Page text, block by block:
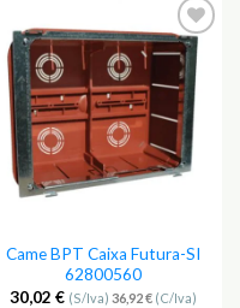
Adicionar
aos
Favoritos
Came BPT Caixa Futura-SI
62800560
30,02 € (S/Iva) 36,92€(C/Iva)